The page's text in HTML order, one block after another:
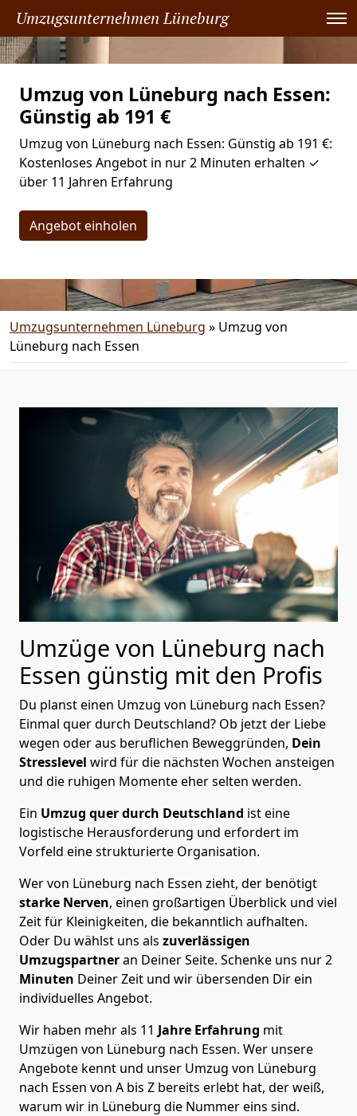
Umzugsunternehmen Lüneburg
Umzug von Lüneburg nach Essen:
Günstig ab 191 €
Umzug von Lüneburg nach Essen: Günstig ab 191 €:
Kostenloses Angebot in nur 2 Minuten erhalten ✓
über 11 Jahren Erfahrung
Angebot einholen
Umzugsunternehmen Lüneburg » Umzug von
Lüneburg nach Essen
Umzüge von Lüneburg nach
Essen günstig mit den Profis
Du planst einen Umzug von Lüneburg nach Essen?
Einmal quer durch Deutschland? Ob jetzt der Liebe
wegen oder aus beruflichen Beweggründen, Dein
Stresslevel wird für die nächsten Wochen ansteigen
und die ruhigen Momente eher selten werden.
Ein Umzug quer durch Deutschland ist eine
logistische Herausforderung und erfordert im
Vorfeld eine strukturierte Organisation.
Wer von Lüneburg nach Essen zieht, der benötigt
starke Nerven, einen großartigen Überblick und viel
Zeit für Kleinigkeiten, die bekanntlich aufhalten.
Oder Du wählst uns als zuverlässigen
Umzugspartneran Deiner Seite. Schenke uns nur2
Minuten Deiner Zeit und wir übersenden Dir ein
individuelles Angebot.
Wir haben mehr als 11 Jahre Erfahrung mit
Umzügen von Lüneburg nach Essen. Wer unsere
Angebote kennt und unser Umzug von Lüneburg
nach Essen von A bis Z bereits erlebt hat, der weiß,
warum wir in Lüneburg die Nummer eins sind.